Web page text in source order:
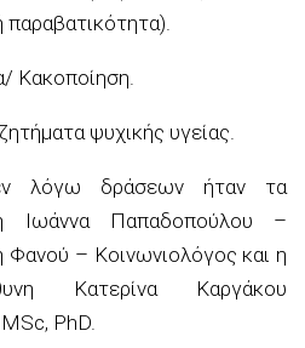
Κακοποίηση.
ψυχικής υγείας.
λόγω δράσεων ήταν τα
Ιωάννα Παπαδοπούλου –
– Κοινωνιολόγος και η
Κατερίνα Καργάκου
PhD.